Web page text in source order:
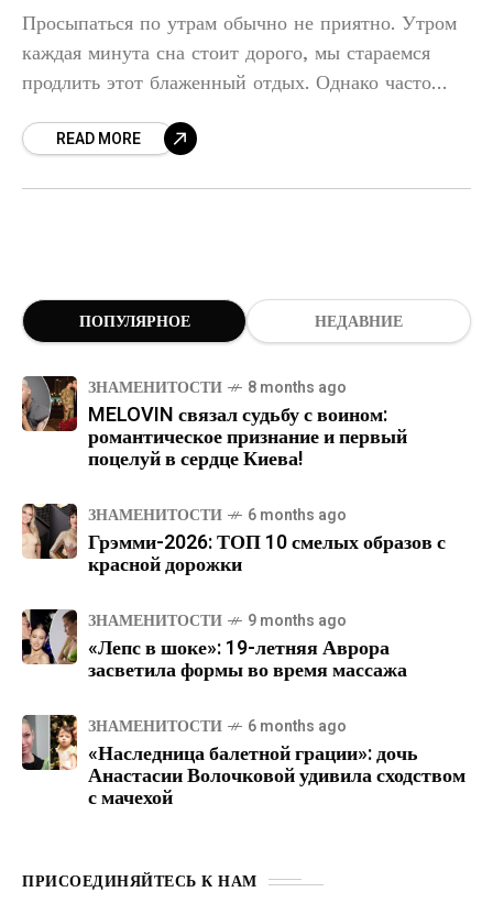
Просыпаться по утрам обычно не приятно. Утром
каждая минута сна стоит дорого, мы стараемся
продлить этот блаженный отдых. Однако часто
постельных принадлежностях вызывают панику,
READ MORE
ПОПУЛЯРНОЕ НЕДАВНИЕ
ЗНАМЕНИТОСТИ 8 months ago
MELOVIN связал судьбу с воином:
романтическое признание и первый
поцелуй в сердце Киева!
ЗНАМЕНИТОСТИ 6 months ago
Грэмми-2026: ТОП 10 смелых образов с
красной дорожки
ЗНАМЕНИТОСТИ 9 months ago
«Лепс в шоке»: 19-летняя Аврора
засветила формы во время массажа
ЗНАМЕНИТОСТИ 6 months ago
«Наследница балетной грации»: дочь
Анастасии Волочковой удивила сходством
с мачехой
ПРИСОЕДИНЯЙТЕСЬ К НАМ